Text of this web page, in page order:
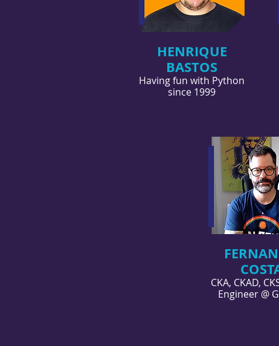
HENRIQUE
BASTOS
Having fun with Python
since 1999
CKA, CKAD,
Engineer @